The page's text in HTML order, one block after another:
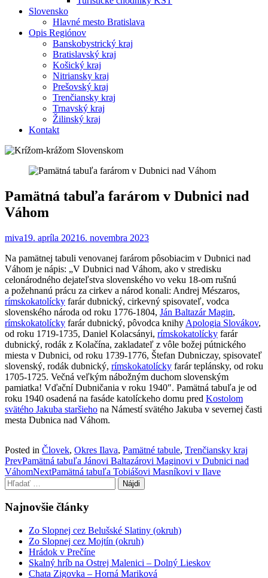
Slovensko
Hlavné mesto Bratislava
Opis Regiónov
Banskobystrický kraj
Bratislavský kraj
Košický kraj
Nitriansky kraj
Prešovský kraj
Trenčiansky kraj
Trnavský kraj
Žilinský kraj
Kontakt
Pamätná tabuľa farárom v Dubnici nad
Váhom
miva19. apríla 20216. novembra 2023
Na pamätnej tabuli venovanej farárom pôsobiacim v Dubnici nad
Váhom je nápis: „V Dubnici nad Váhom, ako v stredisku
celonárodného dejateľstva slovenského vo veku 18-om rušnú
a požehnanú prácu za cirkev a národ konali: Andrej Mészaros,
rímskokatolícky farár dubnický, cirkevný spisovateľ, vodca
slovenského národa od roku 1776-1804, Ján Baltazár Magin,
rímskokatolícky farár dubnický, pôvodca knihy Apologia Slovákov,
od roku 1719-1735, Daniel Kolacsányi, rímskokatolícky farár
dubnický, rodák z Kolačína, zakladateľ z vôle božej pútnického
miesta v Dubnici, od roku 1739-1776, Štefan Dubniczay, spisovateľ
slovenský, rodák dubnický, rímskokatolícky farár teplánsky, od roku
1705-1725. Večná veľkým nábožným duchom slovenským
pamiatka! Vďační Dubničania v roku 1940″. Pamätná tabuľa je od
roku 1940 osadená na fasáde katolíckeho domu pred Kostolom
svätého Jakuba staršieho na Námestí svätého Jakuba v severnej časti
mesta Dubnica nad Váhom.
Posted in Človek, Okres Ilava, Pamätné tabule, Trenčiansky kraj
Post
navigation
PrevPamätná tabuľa Jánovi Baltazárovi Maginovi v Dubnici nad
VáhomNextPamätná tabuľa Tobiášovi Masníkovi v Ilave
Hľadať:
Najnovšie články
Zo Slopnej cez Belušské Slatiny (okruh)
Zo Slopnej cez Mojtín (okruh)
Hrádok v Prečíne
Skalný hríb na Ostrej Malenici – Dolný Lieskov
Chata Zigovka – Horná Mariková